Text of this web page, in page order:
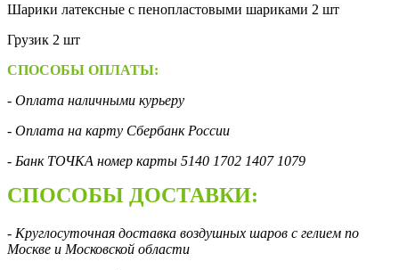
Шарики латексные с пенопластовыми шариками 2 шт
Грузик 2 шт
СПОСОБЫ ОПЛАТЫ:
- Оплата наличными курьеру
- Оплата на карту Сбербанк России
- Банк ТОЧКА номер карты 5140 1702 1407 1079
СПОСОБЫ ДОСТАВКИ:
- Круглосуточная доставка воздушных шаров с гелием по
Москве и Московской области